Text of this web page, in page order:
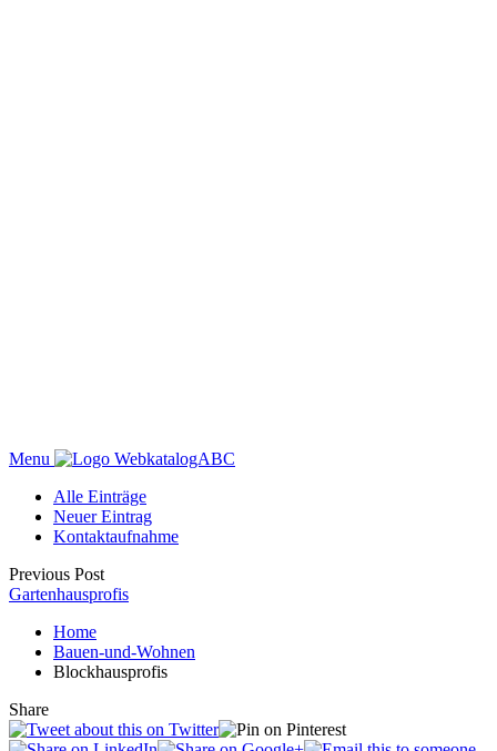
Menu
WebkatalogABC
Alle Einträge
Neuer Eintrag
Kontaktaufnahme
Previous Post
Gartenhausprofis
Home
Bauen-und-Wohnen
Blockhausprofis
Share